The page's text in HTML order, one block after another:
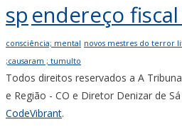
sp endereço
consciência; mental novos mestres do terror
;causaram ; tumulto
Todos direitos reservados a A
e Região - CO e Diretor Denizar de Sá
CodeVibrant.